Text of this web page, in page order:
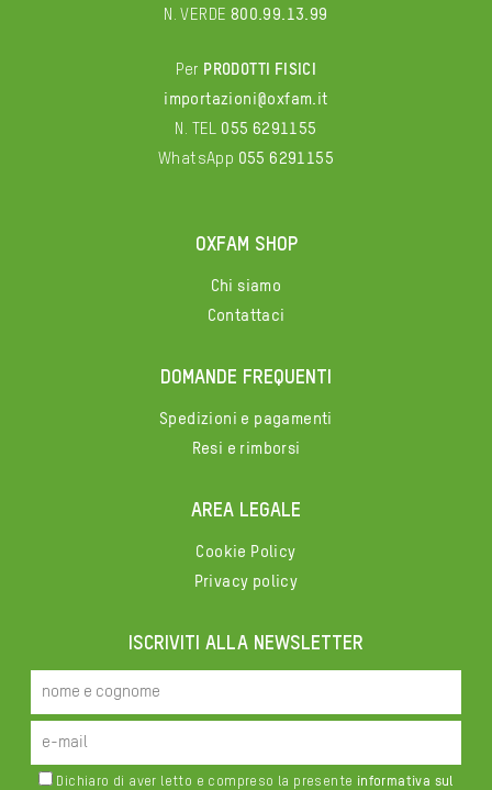
N. VERDE 800.99.13.99
Per PRODOTTI FISICI
importazioni@oxfam.it
N. TEL 055 6291155
WhatsApp 055 6291155
OXFAM SHOP
Chi siamo
Contattaci
DOMANDE FREQUENTI
Spedizioni e pagamenti
Resi e rimborsi
AREA LEGALE
Cookie Policy
Privacy policy
ISCRIVITI ALLA NEWSLETTER
Dichiaro di aver letto e compreso la presente informativa sul